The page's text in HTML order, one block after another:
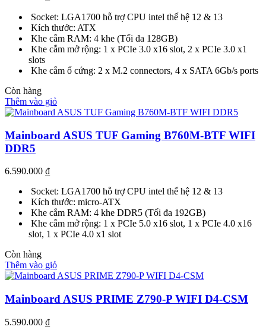
Socket: LGA1700 hỗ trợ CPU intel thế hệ 12 & 13
Kích thước: ATX
Khe cắm RAM: 4 khe (Tối đa 128GB)
Khe cắm mở rộng: 1 x PCIe 3.0 x16 slot, 2 x PCIe 3.0 x1
slots
Khe cắm ổ cứng: 2 x M.2 connectors, 4 x SATA 6Gb/s ports
Còn hàng
Thêm vào giỏ
Mainboard ASUS TUF Gaming B760M-BTF WIFI
DDR5
6.590.000 ₫
Socket: LGA1700 hỗ trợ CPU intel thế hệ 12 & 13
Kích thước: micro-ATX
Khe cắm RAM: 4 khe DDR5 (Tối đa 192GB)
Khe cắm mở rộng: 1 x PCIe 5.0 x16 slot, 1 x PCIe 4.0 x16
slot, 1 x PCIe 4.0 x1 slot
Còn hàng
Thêm vào giỏ
Mainboard ASUS PRIME Z790-P WIFI D4-CSM
5.590.000 ₫